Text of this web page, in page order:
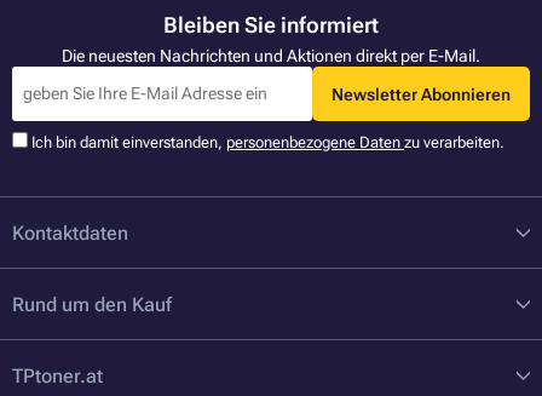
Bleiben Sie informiert
Die neuesten Nachrichten und Aktionen direkt per E-Mail.
Newsletter Abonnieren
Ich bin damit einverstanden, personenbezogene Daten zu verarbeiten.
Kontaktdaten
Rund um den Kauf
TPtoner.at